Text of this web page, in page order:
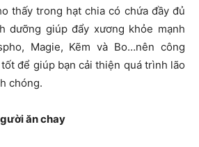
thấy trong hạt chia có chứa đầy đủ
dưỡng giúp đẩy xương khỏe mạnh
Magie, Kẽm và Bo…nên công
để giúp bạn cải thiện quá trình lão
chóng.
ăn chay